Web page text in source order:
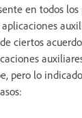
en todos
ciertos
pero lo